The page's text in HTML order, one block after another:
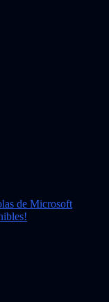
de Microsoft